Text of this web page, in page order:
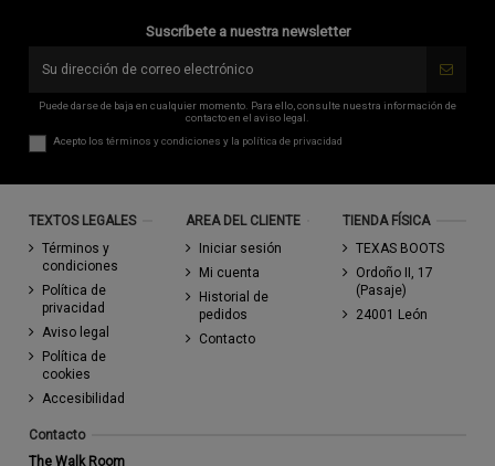
Suscríbete a nuestra newsletter
Puede darse de baja en cualquier momento. Para ello, consulte nuestra información de
contacto en el aviso legal.
Acepto lostérminos y condiciones y la política de privacidad
TEXTOS LEGALES
Términos y
condiciones
Política de
privacidad
Aviso legal
Política de
cookies
Accesibilidad
AREA DEL CLIENTE
Iniciar sesión
Mi cuenta
Historial de
pedidos
Contacto
TIENDA FÍSICA
TEXAS BOOTS
Ordoño II, 17
(Pasaje)
24001 León
Contacto
The Walk Room